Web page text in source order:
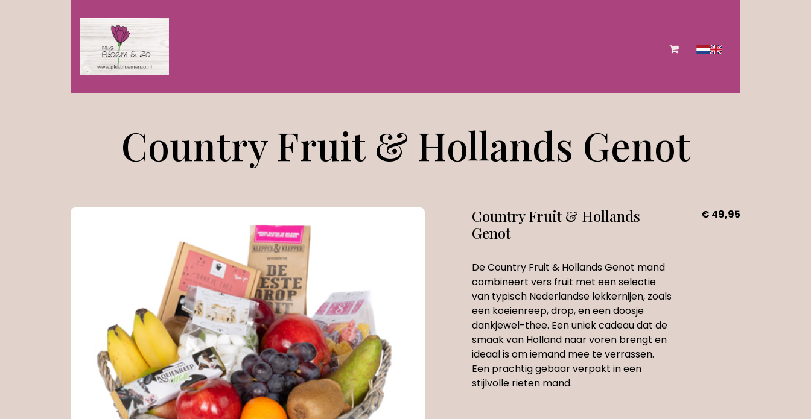
Country Fruit & Hollands Genot
Country Fruit & Hollands
Genot
De Country Fruit & Hollands Genot mand
combineert vers fruit met een selectie
van typisch Nederlandse lekkernijen, zoals
een koeienreep, drop, en een doosje
dankjewel-thee. Een uniek cadeau dat de
smaak van Holland naar voren brengt en
ideaal is om iemand mee te verrassen.
Een prachtig gebaar verpakt in een
stijlvolle rieten mand.
€ 49,95